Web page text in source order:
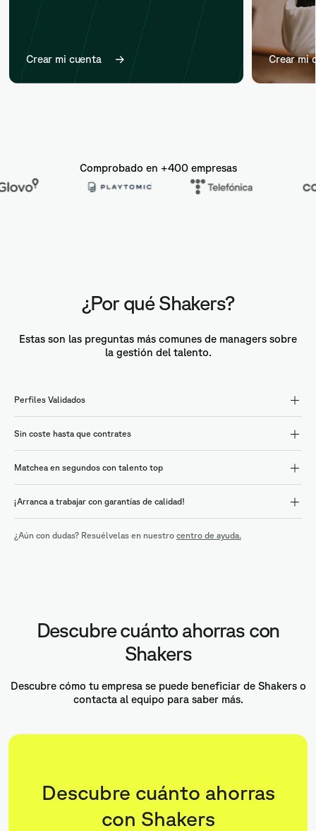
Crear mi cuenta Crear mi
Comprobado en +400 empresas
¿Por qué Shakers?
Estas son las preguntas más comunes de managers sobre
la gestión del talento.
Perfiles Validados
Sin coste hasta que contrates
Matchea en segundos con talento top
¡Arranca a trabajar con garantías de calidad!
¿Aún con dudas? Resuélvelas en nuestro centro de ayuda.
Descubre cuánto ahorras con
Shakers
Descubre cómo tu empresa se puede beneficiar de Shakers o
contacta al equipo para saber más.
Descubre cuánto ahorras
con Shakers